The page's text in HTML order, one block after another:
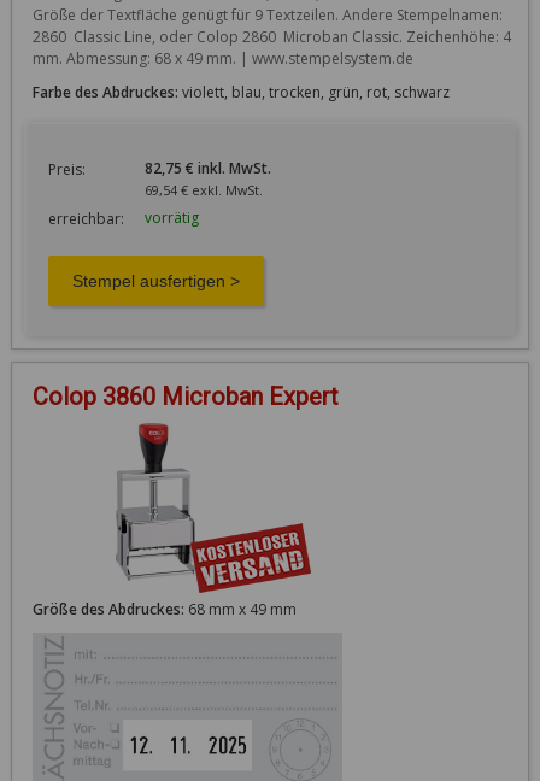
Größe der Textfläche genügt für 9 Textzeilen. Andere Stempelnamen:
2860  Classic Line, oder Colop 2860  Microban Classic. Zeichenhöhe: 4
mm. Abmessung: 68 x 49 mm. | www.stempelsystem.de
Farbe des Abdruckes: violett, blau, trocken, grün, rot, schwarz
Preis: 82,75 € inkl. MwSt.
69,54 € exkl. MwSt.
erreichbar: vorrätig
Colop 3860 Microban Expert
Größe des Abdruckes: 68 mm x 49 mm